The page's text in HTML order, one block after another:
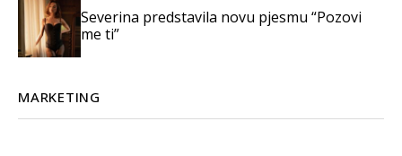
Severina predstavila novu pjesmu “Pozovi
me ti”
MARKETING